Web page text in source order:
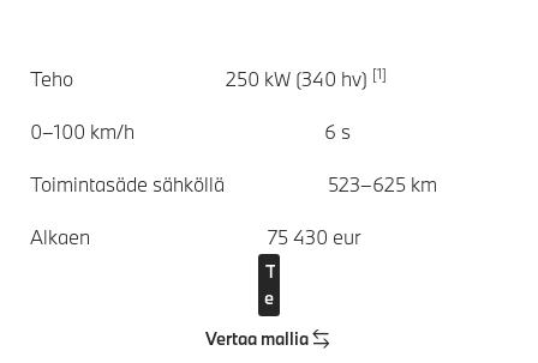
Teho 250 kW (340 hv) [1]
0–100 km/h 6 s
Toimintasäde sähköllä 523–625 km
Alkaen 75 430 eur
T
e
k
n
Vertaa mallia